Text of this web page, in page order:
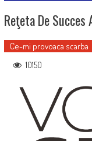
Reţeta De Succes
Ce-mi provoaca scarba
10150